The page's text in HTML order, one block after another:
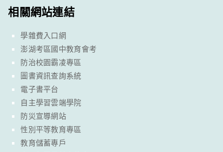
相關網站連結
學雜費入口網
澎湖考區國中教育會考
防治校園霸凌專區
圖書資訊查詢系統
電子書平台
自主學習雲端學院
防災宣導網站
性別平等教育專區
教育儲蓄專戶